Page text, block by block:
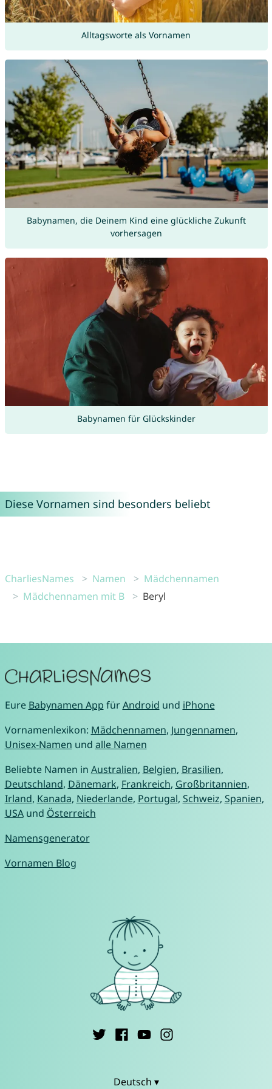
Alltagsworte als Vornamen
Babynamen, die Deinem Kind eine glückliche Zukunft
vorhersagen
Babynamen für Glückskinder
Diese Vornamen sind besonders beliebt
CharliesNames Namen
Mädchennamen
Mädchennamen mit B
Beryl
Eure Babynamen App fürAndroid und iPhone
Vornamenlexikon: Mädchennamen, Jungennamen,
Unisex-Namen und alle Namen
Beliebte Namen in Australien, Belgien, Brasilien,
Deutschland, Dänemark, Frankreich, Großbritannien,
Irland, Kanada, Niederlande, Portugal, Schweiz, Spanien,
USAund Österreich
Namensgenerator
Vornamen Blog
Deutsch ▾